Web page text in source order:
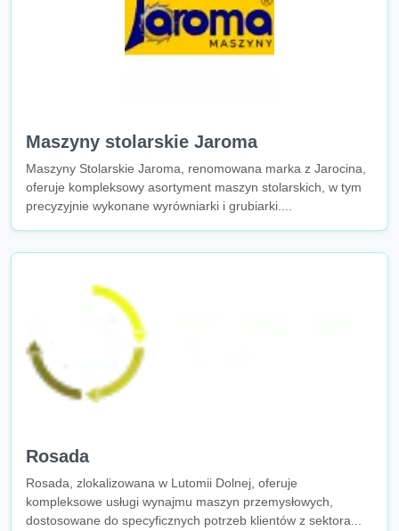
Maszyny stolarskie Jaroma
Maszyny Stolarskie Jaroma, renomowana marka z Jarocina,
oferuje kompleksowy asortyment maszyn stolarskich, w tym
precyzyjnie wykonane wyrówniarki i grubiarki....
Rosada
Rosada, zlokalizowana w Lutomii Dolnej, oferuje
kompleksowe usługi wynajmu maszyn przemysłowych,
dostosowane do specyficznych potrzeb klientów z sektora...